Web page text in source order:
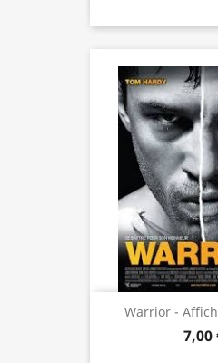
Warrior -
7,00